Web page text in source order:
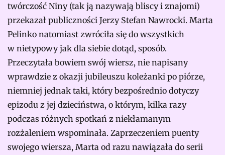
twórczość Niny (tak ją nazywają bliscy i znajomi)
przekazał publiczności Jerzy Stefan Nawrocki. Marta
Pelinko natomiast zwróciła się do wszystkich
w nietypowy jak dla siebie dotąd, sposób.
Przeczytała bowiem swój wiersz, nie napisany
wprawdzie z okazji jubileuszu koleżanki po piórze,
niemniej jednak taki, który bezpośrednio dotyczy
epizodu z jej dzieciństwa, o którym, kilka razy
podczas różnych spotkań z niekłamanym
rozżaleniem wspominała. Zaprzeczeniem puenty
swojego wiersza, Marta od razu nawiązała do serii